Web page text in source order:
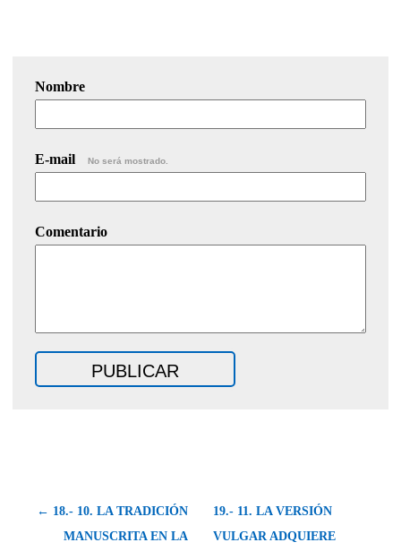
Nombre
E-mail No será mostrado.
Comentario
← 18.- 10. LA TRADICIÓN
MANUSCRITA EN LA
19.- 11. LA VERSIÓN
VULGAR ADQUIERE